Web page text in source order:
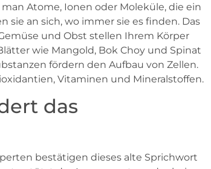
Atome, Ionen oder Moleküle, die ein
sie an sich, wo immer sie es finden. Das
und Obst stellen Ihrem Körper
wie Mangold, Bok Choy und Spinat
fördern den Aufbau von Zellen.
Vitaminen und Mineralstoffen.
das
bestätigen dieses alte Sprichwort